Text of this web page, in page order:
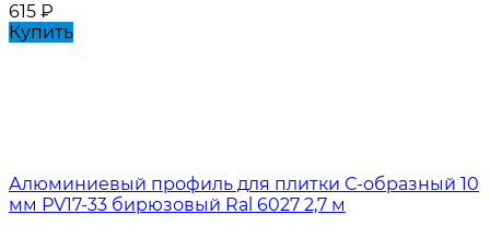
615 ₽
Купить
Алюминиевый профиль для плитки С-образный 10
мм PV17-33 бирюзовый Ral 6027 2,7 м